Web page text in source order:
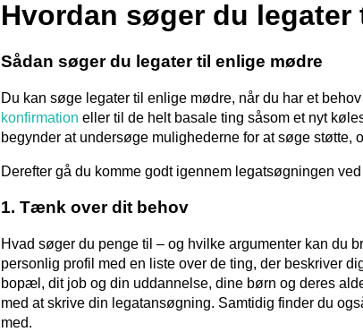
Hvordan søger du
Sådan søger du legater til enlige mødre
Du kan søge legater til enlige mødre, når du har et
konfirmation eller til de helt basale ting såsom et nyt
begynder at undersøge mulighederne for at søge støtte,
Derefter gå du komme godt igennem legatsøgningen
1. Tænk over dit behov
Hvad søger du penge til – og hvilke argumenter kan du
personlig profil med en liste over de ting, der beskriver
bopæl, dit job og din uddannelse, dine børn og deres
med at skrive din legatansøgning. Samtidig finder du
med.